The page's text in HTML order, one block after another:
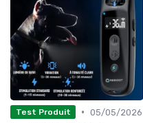
Test Produit • 05/05/2026